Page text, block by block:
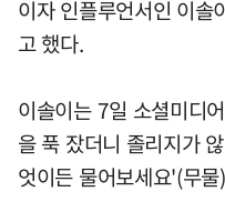
이자 인플루언서인 이솔
고 했다.
이솔이는 7일 소셜미디
을 푹 잤더니 졸리지가
엇이든 물어보세요'(무